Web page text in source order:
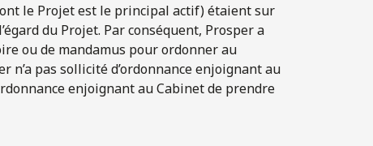
le Projet est le principal actif) étaient sur
du Projet. Par conséquent, Prosper a
ou de mandamus pour ordonner au
n’a pas sollicité d’ordonnance enjoignant au
enjoignant au Cabinet de prendre